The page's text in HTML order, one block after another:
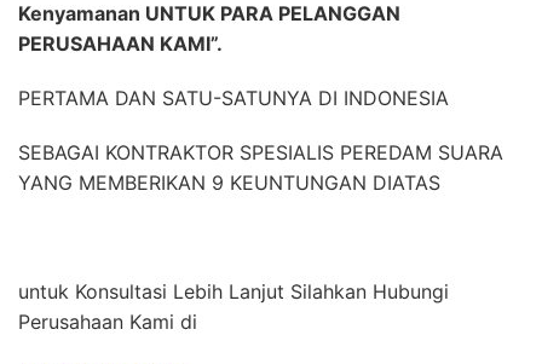
Kenyamanan UNTUK PARA PELANGGAN
PERUSAHAAN KAMI”.
PERTAMA DAN SATU-SATUNYA DI INDONESIA
SEBAGAI KONTRAKTOR SPESIALIS PEREDAM SUARA
YANG MEMBERIKAN 9 KEUNTUNGAN DIATAS
untuk Konsultasi Lebih Lanjut Silahkan Hubungi
Perusahaan Kami di